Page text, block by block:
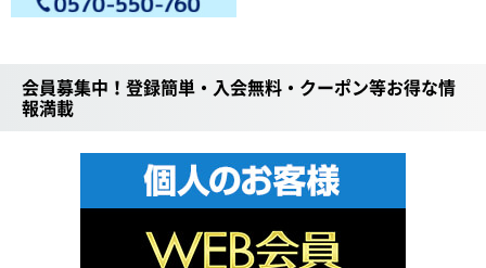
会員募集中！登録簡単・入会無料・クーポン等お得な情
報満載